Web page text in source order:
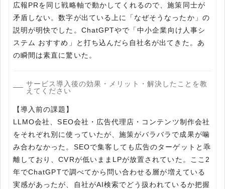
広報PRを同じ戦略軸で動かしてくれるので、施策同士が
矛盾しない。数字が出ている上に「なぜそうなったか」の
説明が明快でした。ChatGPTやで「中小企業向け人事シ
ステム おすすめ」と打ち込んだら自社名が出てきた。あ
の瞬間は素直に驚いた。
サービス導入後の効果・メリット・解決したことを教
えてください
【導入前の課題】
LLMO会社、SEO会社・広告代理店・コンテンツ制作会社
をそれぞれ別に使っていたが、施策がバラバラで成果が噛
み合わなかった。SEOで集客しても広告のターゲットと乖
離しており、CVRが低いままLPが放置されていた。ここ2
年でChatGPTで調べてから問い合わせる層が増えている
実感があったが、自社がAI検索でどう扱われているか把握